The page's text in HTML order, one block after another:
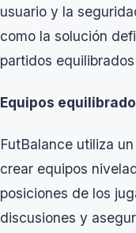
usuario y la
como la solución
partidos
Equipos
FutBalance utiliza
crear equipos
posiciones de los
discusiones y